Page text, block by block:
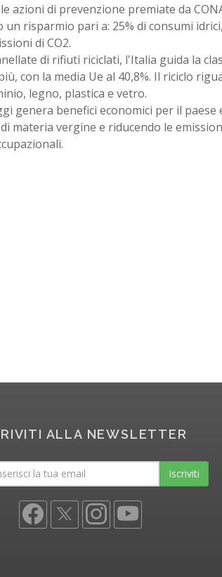
azioni di prevenzione premiate da
risparmio pari a: 25% di consumi
di CO2.
di rifiuti riciclati, l'Italia guida la
con la media Ue al 40,8%. Il riciclo
legno, plastica e vetro.
genera benefici economici per il paese
materia vergine e riducendo le
ALLA NEWSLETTER
Iscriviti